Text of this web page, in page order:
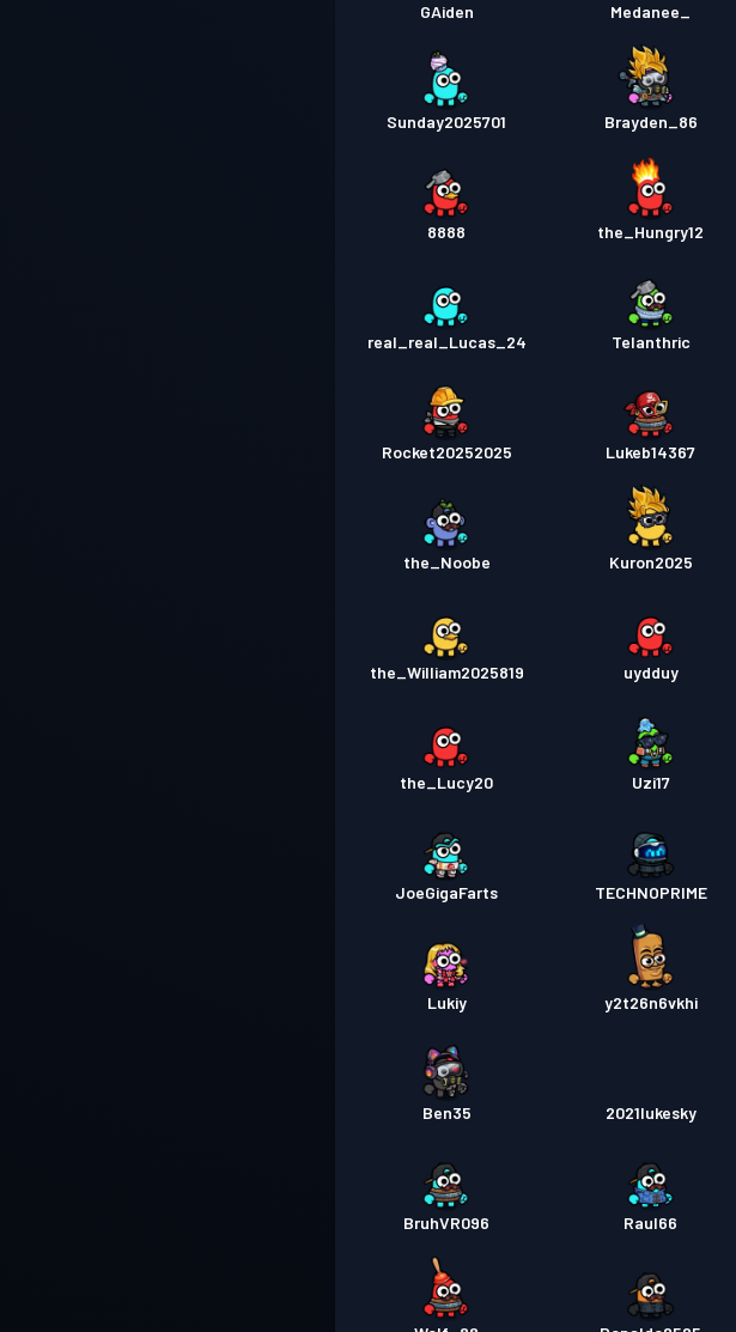
GAiden Medanee_
Sunday2025701 Brayden_86
8888 the_Hungry12
real_real_Lucas_24 Telanthric
Rocket20252025 Lukeb14367
the_Noobe Kuron2025
the_William2025819 uydduy
the_Lucy20 Uzi17
JoeGigaFarts TECHNOPRIME
Lukiy y2t26n6vkhi
Ben35 2021lukesky
BruhVR096 Raul66